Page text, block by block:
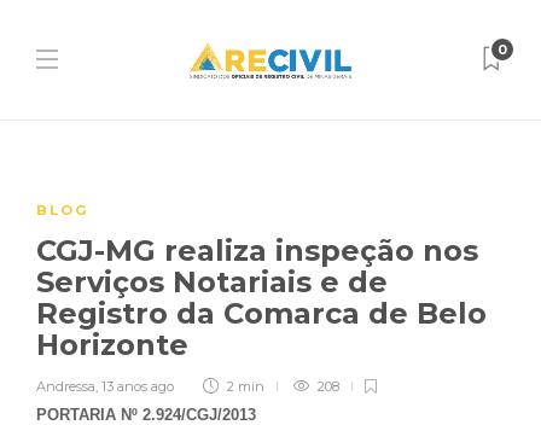
0
BLOG
CGJ-MG realiza inspeção nos
Serviços Notariais e de
Registro da Comarca de Belo
Horizonte
Andressa, 13 anos ago 2 min 208
PORTARIA Nº 2.924/CGJ/2013